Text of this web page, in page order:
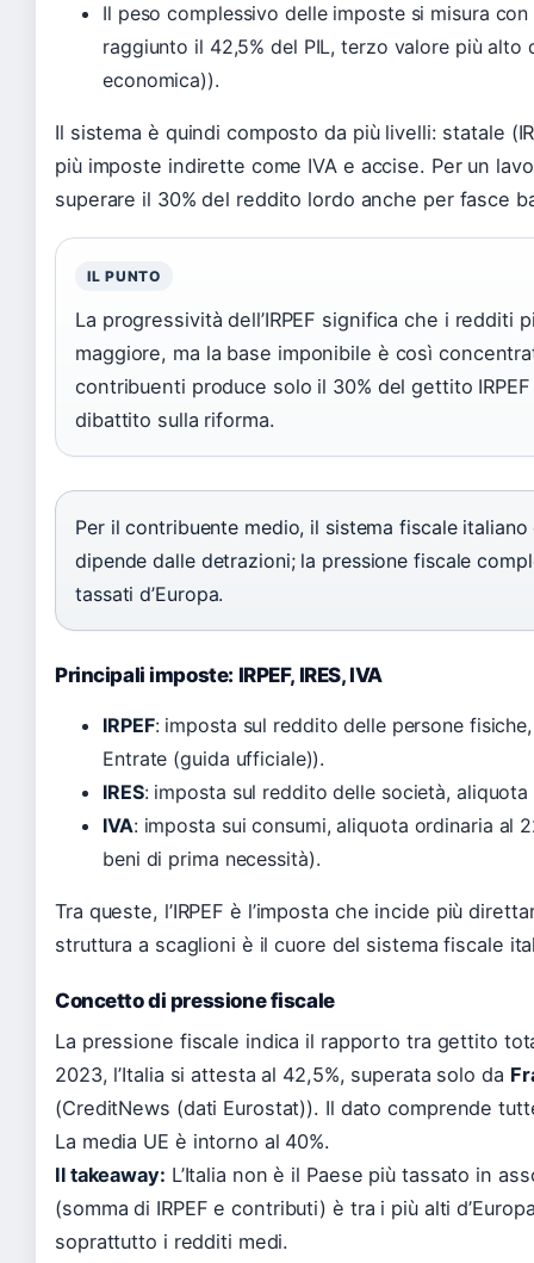
Il peso complessivo delle imposte si misura
raggiunto il 42,5% del PIL, terzo valore più alto
economica)).
Il sistema è quindi composto da più livelli: statale
più imposte indirette come IVA e accise. Per un
superare il 30% del reddito lordo anche per fasce
IL PUNTO
La progressività dell’IRPEF significa che i redditi
maggiore, ma la base imponibile è così
contribuenti produce solo il 30% del gettito
dibattito sulla riforma.
Per il contribuente medio, il sistema fiscale
dipende dalle detrazioni; la pressione fiscale
tassati d’Europa.
Principali imposte: IRPEF, IRES, IVA
IRPEF: imposta sul reddito delle persone
Entrate (guida ufficiale)).
IRES: imposta sul reddito delle società, aliquota
IVA: imposta sui consumi, aliquota ordinaria al
beni di prima necessità).
Tra queste, l’IRPEF è l’imposta che incide più
struttura a scaglioni è il cuore del sistema fiscale
Concetto di pressione fiscale
La pressione fiscale indica il rapporto tra gettito
2023, l’Italia si attesta al 42,5%, superata solo da
(CreditNews (dati Eurostat)). Il dato comprende
La media UE è intorno al 40%.
Il takeaway: L’Italia non è il Paese più tassato in
(somma di IRPEF e contributi) è tra i più alti
soprattutto i redditi medi.